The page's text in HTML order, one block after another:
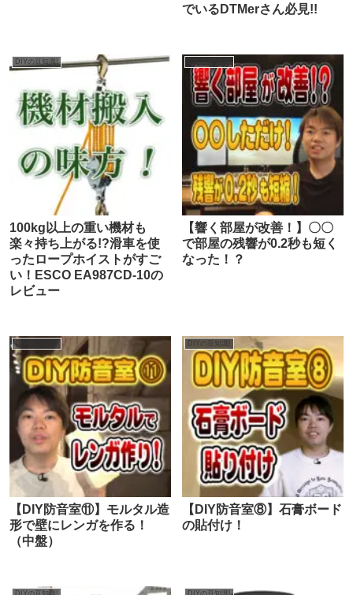
でいるDTMerさん必見!!
DIYの豆知識!
100kg以上の重い機材も
楽々持ち上がる!?滑車を使
ったロープホイストがすご
い！ESCO EA987CD-10の
レビュー
【響く部屋が改善！】〇〇
で部屋の残響が0.2秒も短く
なった！？
DIYの豆知識!
【DIY防音室⑪】モルタル造
形で壁にレンガを作る！
（中盤）
DIYの豆知識!
【DIY防音室⑧】石膏ボード
の貼付け！